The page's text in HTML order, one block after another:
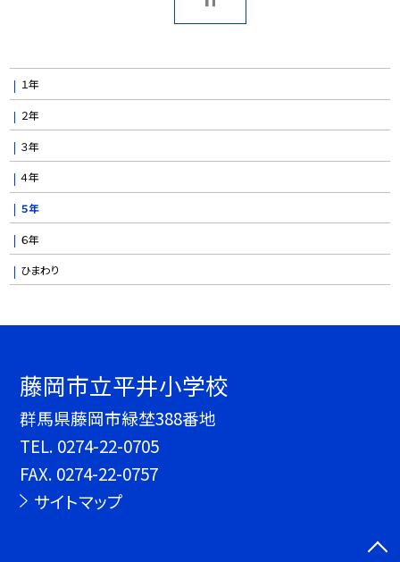
１年
２年
３年
４年
５年
６年
ひまわり
藤岡市立平井小学校
群馬県藤岡市緑埜388番地
TEL. 0274-22-0705
FAX. 0274-22-0757
サイトマップ